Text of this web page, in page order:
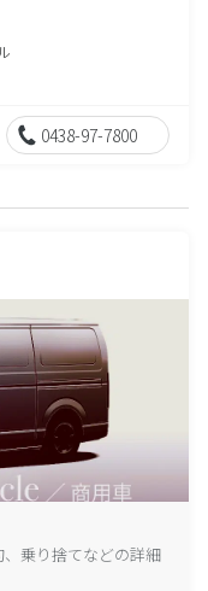
0438-97-7800
乗り捨てなどの詳細